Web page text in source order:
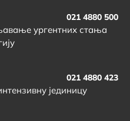
021 4880 500
ургентних стања
021 4880 423
јединицу